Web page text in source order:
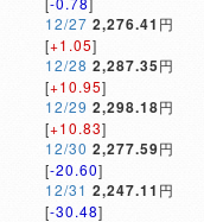
12/27 2,276.41 円
[+1.05]
12/28 2,287.35円
[+10.95]
12/29 2,298.18円
[+10.83]
12/30 2,277.59円
[-20.60]
12/31 2,247.11 円
[-30.48]